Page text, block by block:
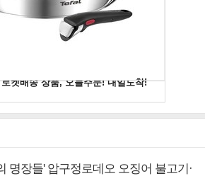
명장들' 압구정로데오 오징어 불고기·